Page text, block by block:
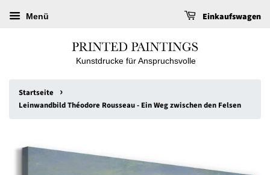
Menü Einkaufswagen
Kunstdrucke für Anspruchsvolle
Startseite ›
Leinwandbild Théodore Rousseau - Ein Weg zwischen den Felsen